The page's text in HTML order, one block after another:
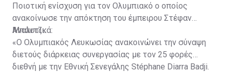
Ποιοτική ενίσχυση για τον Ολυμπιακό ο οποίος
ανακοίνωσε την απόκτηση του έμπειρου Στέφαν
Μπάντζι.
Αναλυτικά:
«Ο Ολυμπιακός Λευκωσίας ανακοινώνει την σύναψη
διετούς διάρκειας συνεργασίας με τον 25 φορές
διεθνή με την Εθνική Σενεγάλης Stéphane Diarra Badji.